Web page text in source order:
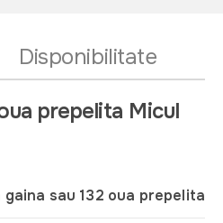
Disponibilitate
prepelita Micul
gaina sau 132 oua prepelita